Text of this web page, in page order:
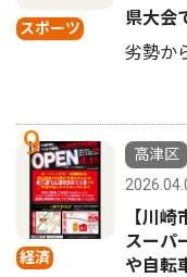
スポーツ
県大会
劣勢か
9
経済
高津区
【川
スーパ
や自転